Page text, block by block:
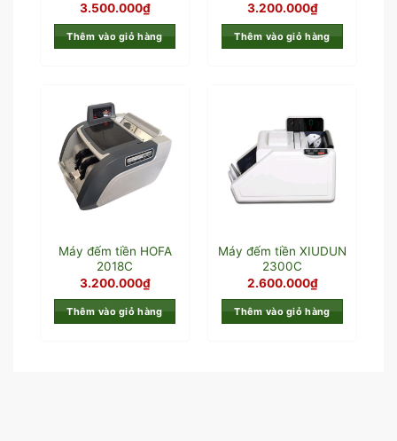
3.500.000₫
Thêm vào giỏ hàng
3.200.000₫
Thêm vào giỏ hàng
Máy đếm tiền HOFA
2018C
3.200.000₫
Thêm vào giỏ hàng
Máy đếm tiền XIUDUN
2300C
2.600.000₫
Thêm vào giỏ hàng